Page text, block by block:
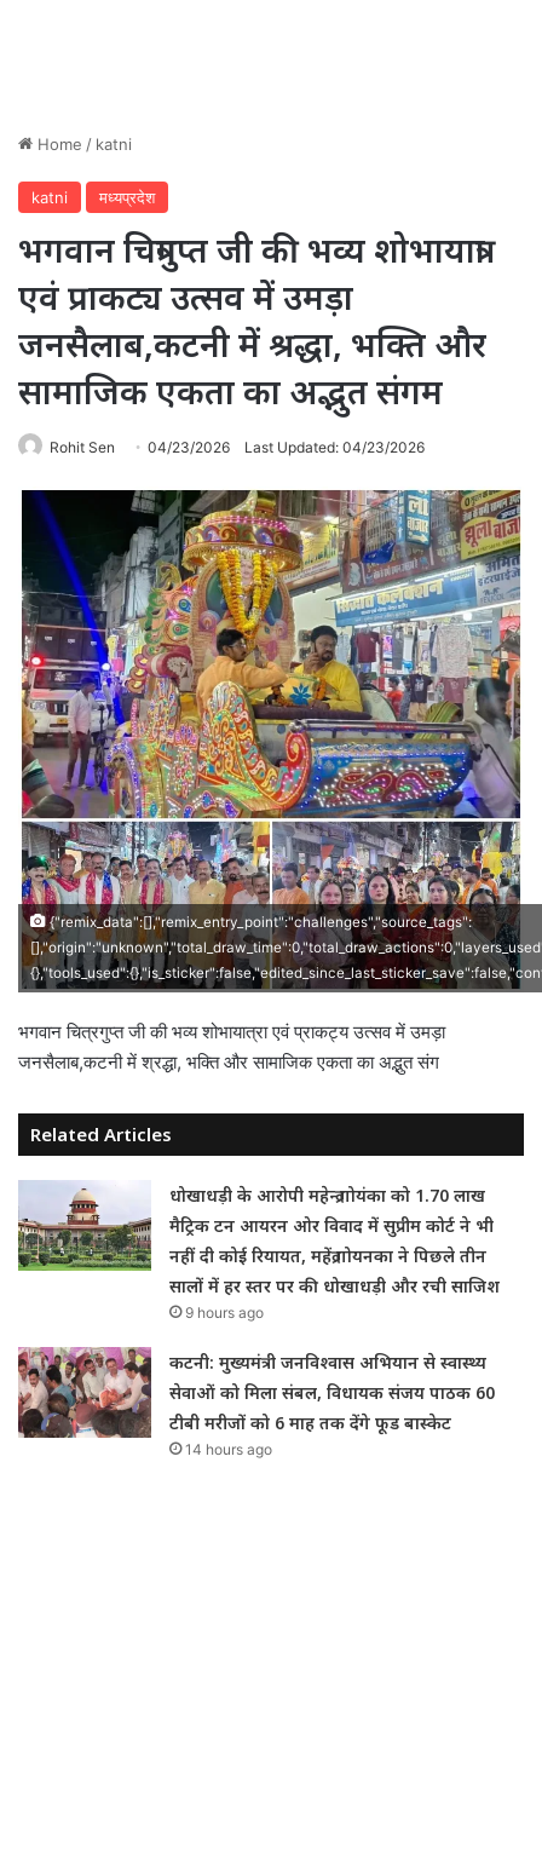
Home / katni
katni मध्यप्रदेश
भगवान चित्रगुप्त जी की भव्य शोभायात्रा
एवं प्राकट्य उत्सव में उमड़ा
जनसैलाब,कटनी में श्रद्धा, भक्ति और
सामाजिक एकता का अद्भुत संगम
Rohit Sen 04/23/2026 Last Updated: 04/23/2026
{"remix_data":[],"remix_entry_point":"challenges","source_tags":
भगवान चित्रगुप्त जी की भव्य शोभायात्रा एवं प्राकट्य उत्सव में उमड़ा
जनसैलाब,कटनी में श्रद्धा, भक्ति और सामाजिक एकता का अद्भुत संग
Related Articles
धोखाधड़ी के आरोपी महेन्द्र गोयंका को 1.70 लाख
मैट्रिक टन आयरन ओर विवाद में सुप्रीम कोर्ट ने भी
नहीं दी कोई रियायत, महेंद्र गोयनका ने पिछले तीन
सालों में हर स्तर पर की धोखाधड़ी और रची साजिश
9 hours ago
कटनी: मुख्यमंत्री जनविश्वास अभियान से स्वास्थ्य
सेवाओं को मिला संबल, विधायक संजय पाठक 60
टीबी मरीजों को 6 माह तक देंगे फूड बास्केट
14 hours ago